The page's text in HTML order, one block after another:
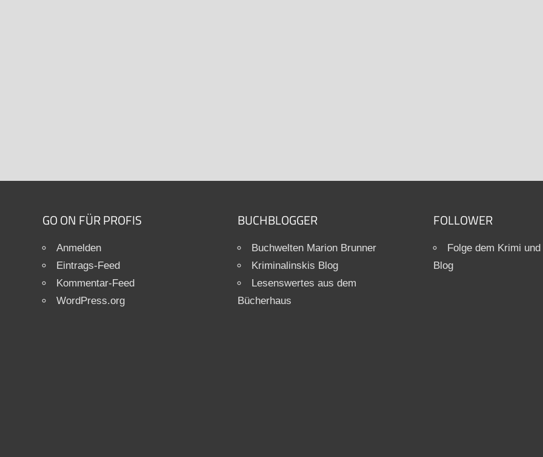
GO ON FÜR PROFIS
Anmelden
Eintrags-Feed
Kommentar-Feed
WordPress.org
BUCHBLOGGER
Buchwelten Marion Brunner
Kriminalinskis Blog
Lesenswertes aus dem
Bücherhaus
FOLLOWER
Folge dem Krimi und
Blog